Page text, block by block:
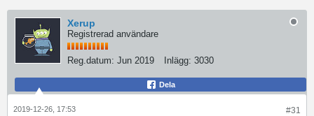
Xerup
Registrerad användare
Reg.datum: Jun 2019 Inlägg: 3030
Dela
#31
2019-12-26, 17:53